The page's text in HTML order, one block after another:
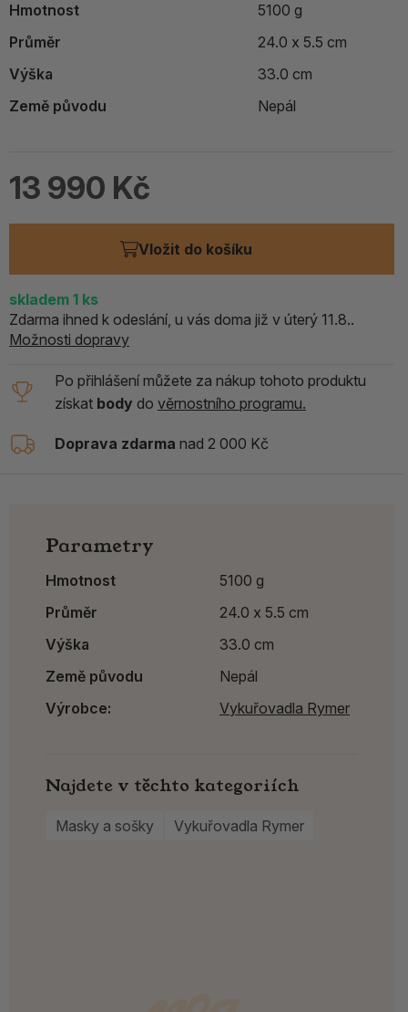
Hmotnost
5100 g
Průměr
24.0 x 5.5 cm
Výška
33.0 cm
Země původu
Nepál
13 990 Kč
Vložit do košíku
skladem 1 ks
Zdarma ihned k odeslání, u vás doma již v úterý 11.8..
Možnosti dopravy
Po přihlášení můžete za nákup tohoto produktu
získat body do věrnostního programu.
Doprava zdarma nad 2 000 Kč
Parametry
Hmotnost
5100 g
Průměr
24.0 x 5.5 cm
Výška
33.0 cm
Země původu
Nepál
Výrobce:
Vykuřovadla Rymer
Najdete v těchto kategoriích
Masky a sošky Vykuřovadla Rymer